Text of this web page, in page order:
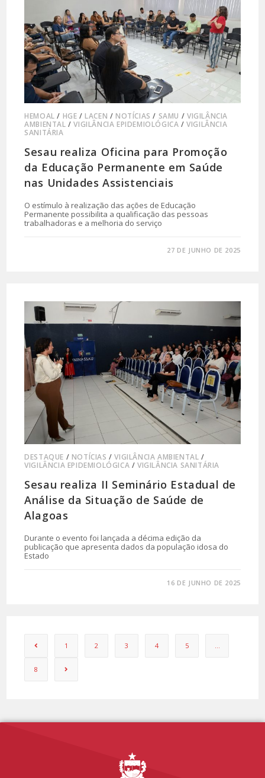
HEMOAL / HGE /LACEN /NOTÍCIAS / SAMU / VIGILÂNCIA
AMBIENTAL /VIGILÂNCIA EPIDEMIOLÓGICA /VIGILÂNCIA
SANITÁRIA
Sesau realiza Oficina para Promoção
da Educação Permanente em Saúde
nas Unidades Assistenciais
O estímulo à realização das ações de Educação
Permanente possibilita a qualificação das pessoas
trabalhadoras e a melhoria do serviço
27 DE JUNHO DE 2025
DESTAQUE / NOTÍCIAS /VIGILÂNCIA AMBIENTAL /
VIGILÂNCIA EPIDEMIOLÓGICA /VIGILÂNCIA SANITÁRIA
Sesau realiza II Seminário Estadual de
Análise da Situação de Saúde de
Alagoas
Durante o evento foi lançada a décima edição da
publicação que apresenta dados da população idosa do
Estado
16 DE JUNHO DE 2025
1 2 3 4 5 …
8